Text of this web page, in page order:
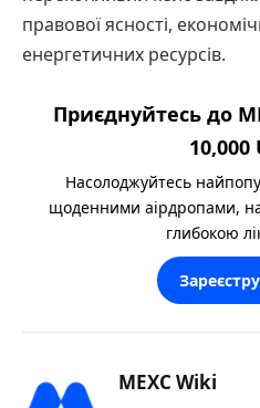
правової ясності,
енергетичних ресурсів.
Приєднуйтесь до
10,000
Насолоджуйтесь
щоденними аірдропами,
глибокою
MEXC Wiki